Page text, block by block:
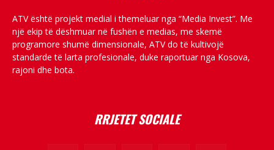
ATV është projekt medial i themeluar nga “Media Invest”. Me
një ekip të dëshmuar në fushën e medias, me skemë
programore shumë dimensionale, ATV do të kultivojë
standarde të larta profesionale, duke raportuar nga Kosova,
rajoni dhe bota.
RRJETET SOCIALE